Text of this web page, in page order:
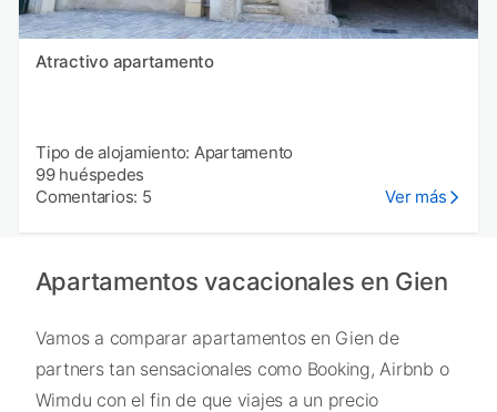
Atractivo apartamento
Tipo de alojamiento: Apartamento
99 huéspedes
Comentarios: 5
Ver más
Apartamentos vacacionales en Gien
Vamos a comparar apartamentos en Gien de
partners tan sensacionales como Booking, Airbnb o
Wimdu con el fin de que viajes a un precio